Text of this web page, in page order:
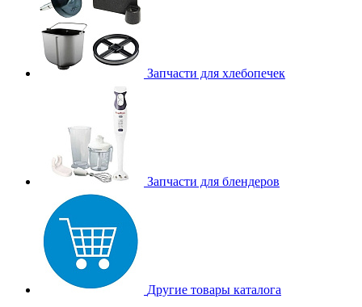
Запчасти для хлебопечек
Запчасти для блендеров
Другие товары каталога